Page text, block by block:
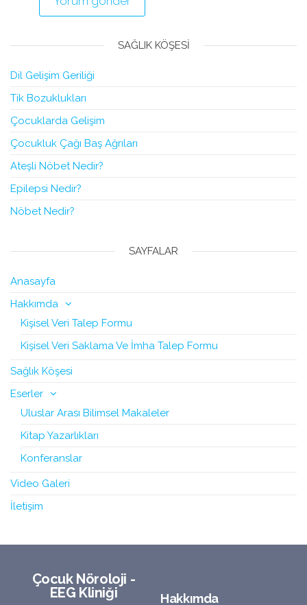
SAĞLIK KÖŞESI
Dil Gelişim Geriliği
Tik Bozuklukları
Çocuklarda Gelişim
Çocukluk Çağı Baş Ağrıları
Ateşli Nöbet Nedir?
Epilepsi Nedir?
Nöbet Nedir?
SAYFALAR
Anasayfa
Hakkımda
Kişisel Veri Talep Formu
Kişisel Veri Saklama Ve İmha Talep Formu
Sağlık Köşesi
Eserler
Uluslar Arası Bilimsel Makaleler
Kitap Yazarlıkları
Konferanslar
Video Galeri
İletişim
Çocuk Nöroloji -
EEG Kliniği
Hakkımda